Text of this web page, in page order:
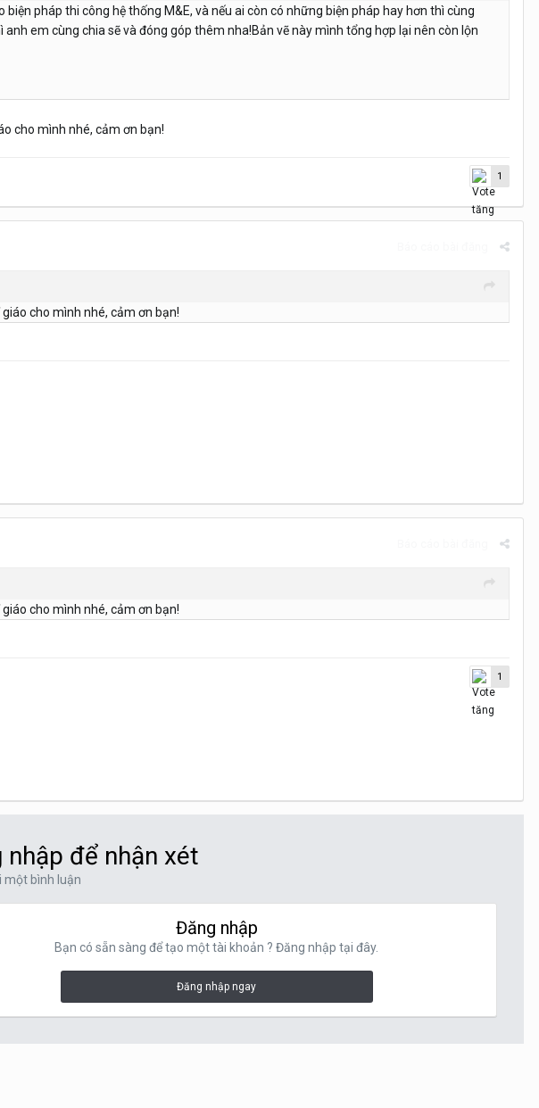
pháp thi công hệ thống M&E, và nếu ai còn có những biện pháp hay hơn thì cùng
em cùng chia sẽ và đóng góp thêm nha!Bản vẽ này mình tổng hợp lại nên còn lộn
cho mình nhé, cảm ơn bạn!
1
cho mình nhé, cảm ơn bạn!
cho mình nhé, cảm ơn bạn!
1
để nhận xét
một bình luận
Đăng nhập
Bạn có sẵn sàng để tạo một tài khoản ? Đăng nhập tại đây.
Đăng nhập ngay